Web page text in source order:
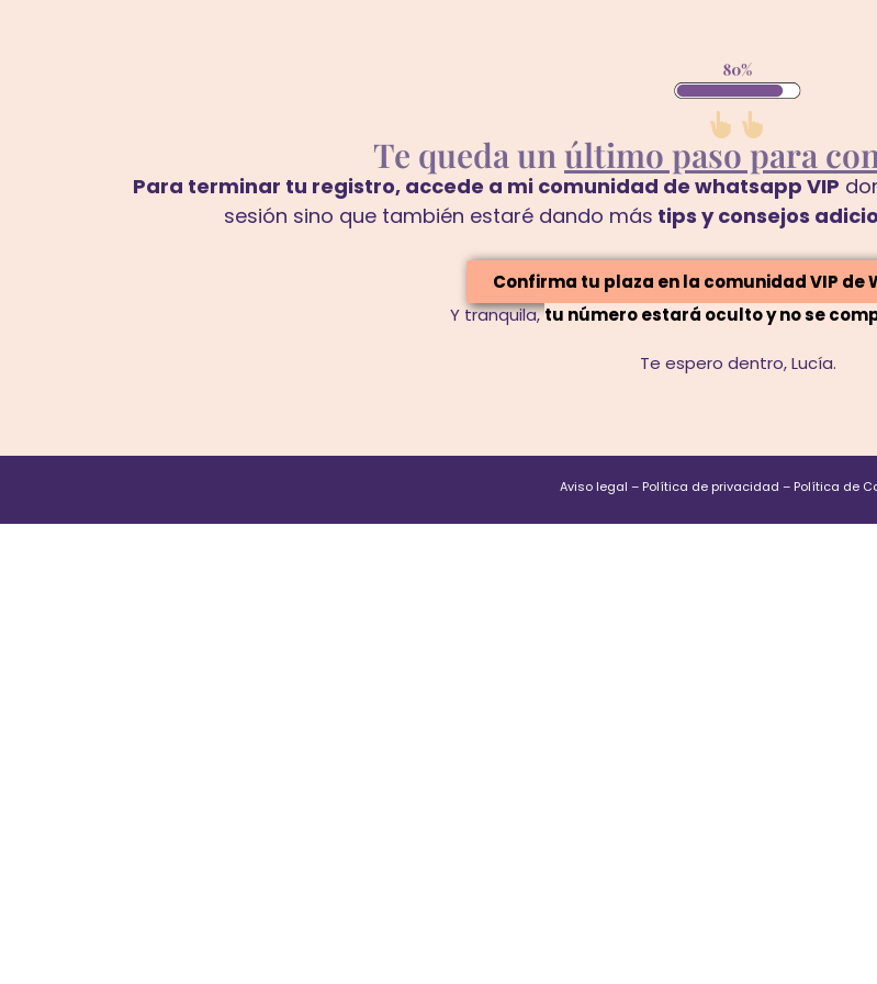
Te queda un último paso para
Para terminar tu registro, accede a mi comunidad de whatsapp VIP
sesión sino que también estaré dando más tips y consejos
Confirma tu plaza en la comunidad VIP de
Y tranquila,tu número estará oculto y no se
Te espero dentro,Lucía.
Aviso legal – Política de privacidad – Política de